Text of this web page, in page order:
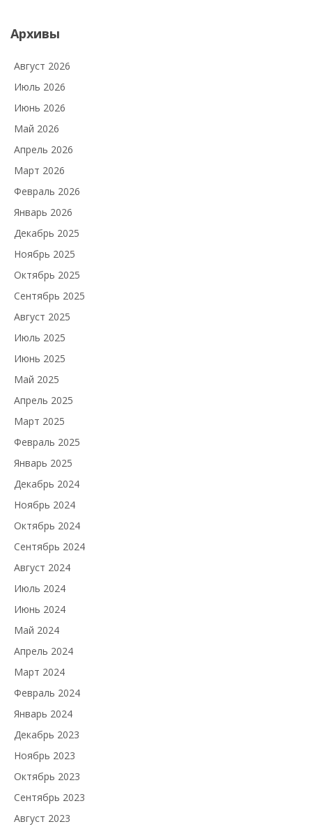
Архивы
Август 2026
Июль 2026
Июнь 2026
Май 2026
Апрель 2026
Март 2026
Февраль 2026
Январь 2026
Декабрь 2025
Ноябрь 2025
Октябрь 2025
Сентябрь 2025
Август 2025
Июль 2025
Июнь 2025
Май 2025
Апрель 2025
Март 2025
Февраль 2025
Январь 2025
Декабрь 2024
Ноябрь 2024
Октябрь 2024
Сентябрь 2024
Август 2024
Июль 2024
Июнь 2024
Май 2024
Апрель 2024
Март 2024
Февраль 2024
Январь 2024
Декабрь 2023
Ноябрь 2023
Октябрь 2023
Сентябрь 2023
Август 2023